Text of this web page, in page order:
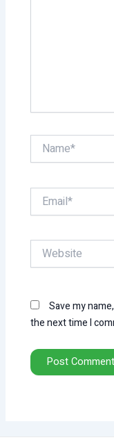
Name*
Email*
Website
Save my
the next time I